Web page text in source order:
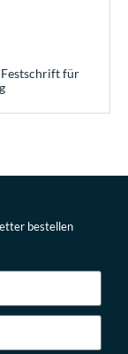
Festschrift für
bestellen